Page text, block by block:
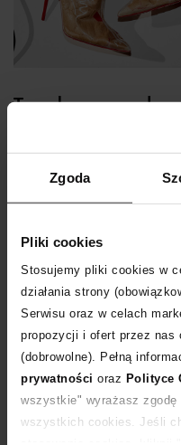
Zgoda
Pliki cookies
Stosujemy pliki cookies w
działania strony
Serwisu oraz w celach
propozycji i ofert przez nas
(dobrowolne). Pełną
prywatności oraz Polityce
wszystkie" wyrażasz zgodę
wszystkich cookies. Jeśli
Trend sezonu -
Jednym z najbardziej
z kiczem, obecnie jest
Sprawdź, jakie modne
internetowym Moliera2.com!